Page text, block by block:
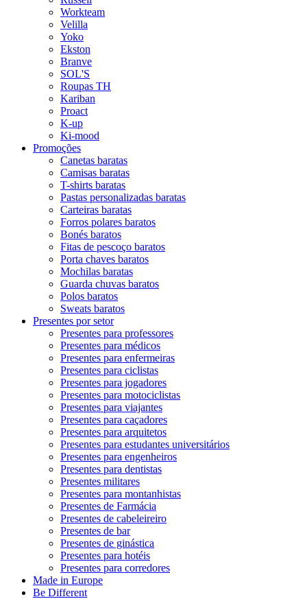
Workteam
Velilla
Yoko
Ekston
Branve
SOL'S
Roupas TH
Kariban
Proact
K-up
Ki-mood
Promoções
Canetas baratas
Camisas baratas
T-shirts baratas
Pastas personalizadas baratas
Carteiras baratas
Forros polares baratos
Bonés baratos
Fitas de pescoço baratos
Porta chaves baratos
Mochilas baratas
Guarda chuvas baratos
Polos baratos
Sweats baratos
Presentes por setor
Presentes para professores
Presentes para médicos
Presentes para enfermeiras
Presentes para ciclistas
Presentes para jogadores
Presentes para motociclistas
Presentes para viajantes
Presentes para caçadores
Presentes para arquitetos
Presentes para estudantes universitários
Presentes para engenheiros
Presentes para dentistas
Presentes militares
Presentes para montanhistas
Presentes de Farmácia
Presentes de cabeleireiro
Presentes de bar
Presentes de ginástica
Presentes para hotéis
Presentes para corredores
Made in Europe
Be Different